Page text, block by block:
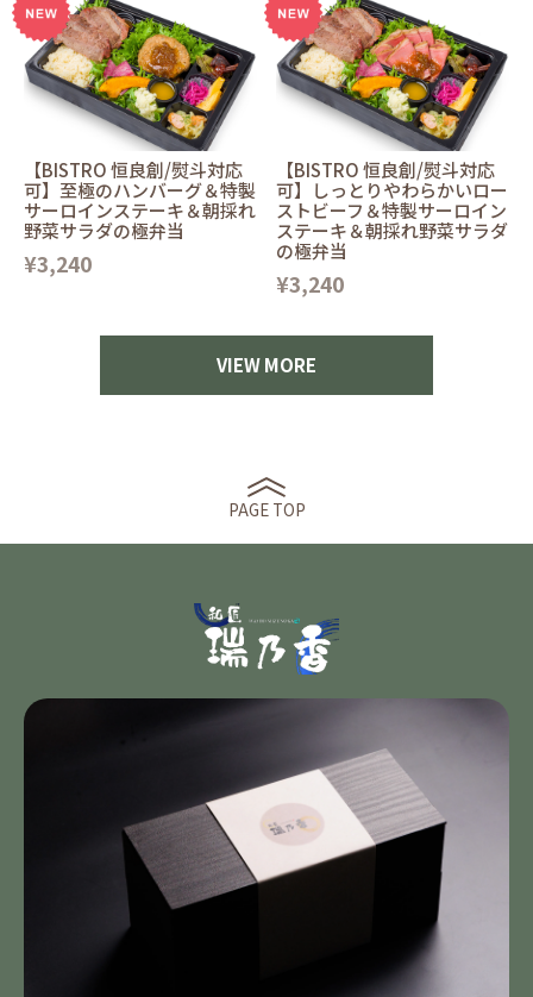
【BISTRO 恒良創/熨斗対応
可】至極のハンバーグ＆特製
サーロインステーキ＆朝採れ
野菜サラダの極弁当
¥3,240
【BISTRO 恒良創/熨斗対応
可】しっとりやわらかいロー
ストビーフ＆特製サーロイン
ステーキ＆朝採れ野菜サラダ
の極弁当
¥3,240
VIEW MORE
PAGE TOP